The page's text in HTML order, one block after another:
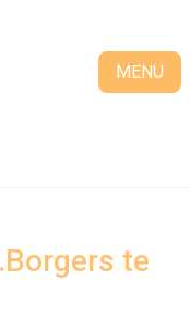
MENU
te